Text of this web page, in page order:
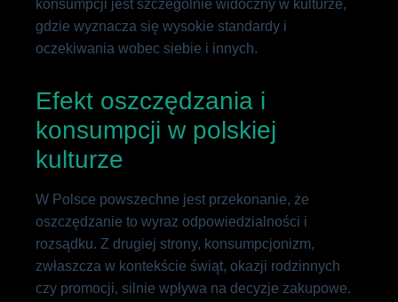
konsumpcji jest szczególnie widoczny w kulturze,
gdzie wyznacza się wysokie standardy i
oczekiwania wobec siebie i innych.
Efekt oszczędzania i
konsumpcji w polskiej
kulturze
W Polsce powszechne jest przekonanie, że
oszczędzanie to wyraz odpowiedzialności i
rozsądku. Z drugiej strony, konsumpcjonizm,
zwłaszcza w kontekście świąt, okazji rodzinnych
czy promocji, silnie wpływa na decyzje zakupowe.